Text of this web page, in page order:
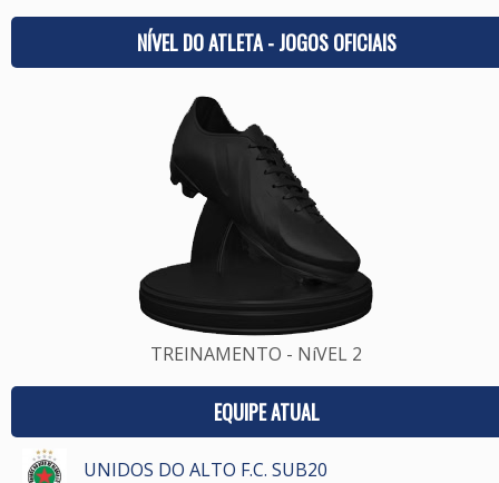
NÍVEL DO ATLETA - JOGOS OFICIAIS
TREINAMENTO - NíVEL 2
EQUIPE ATUAL
UNIDOS DO ALTO F.C. SUB20